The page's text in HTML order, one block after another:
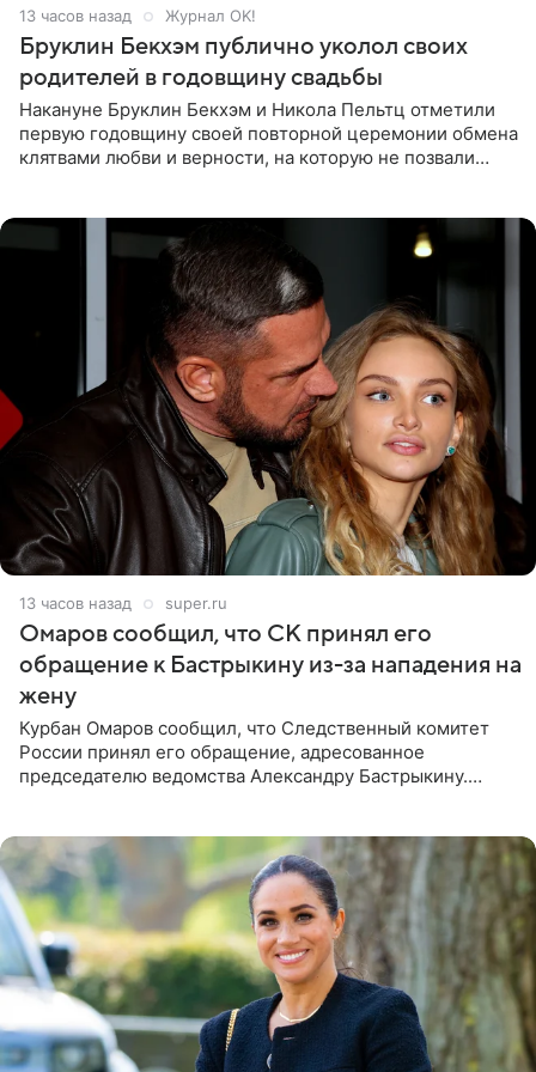
13 часов назад Журнал OK!
Бруклин Бекхэм публично уколол своих
родителей в годовщину свадьбы
Накануне Бруклин Бекхэм и Никола Пельтц отметили
первую годовщину своей повторной церемонии обмена
клятвами любви и верности, на которую не позвали
13 часов назад super.ru
Омаров сообщил, что СК принял его
обращение к Бастрыкину из-за нападения на
жену
Курбан Омаров сообщил, что Следственный комитет
России принял его обращение, адресованное
председателю ведомства Александру Бастрыкину.